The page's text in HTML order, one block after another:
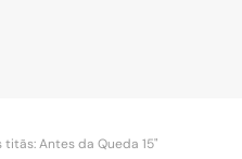
titãs: Antes da Queda 15"